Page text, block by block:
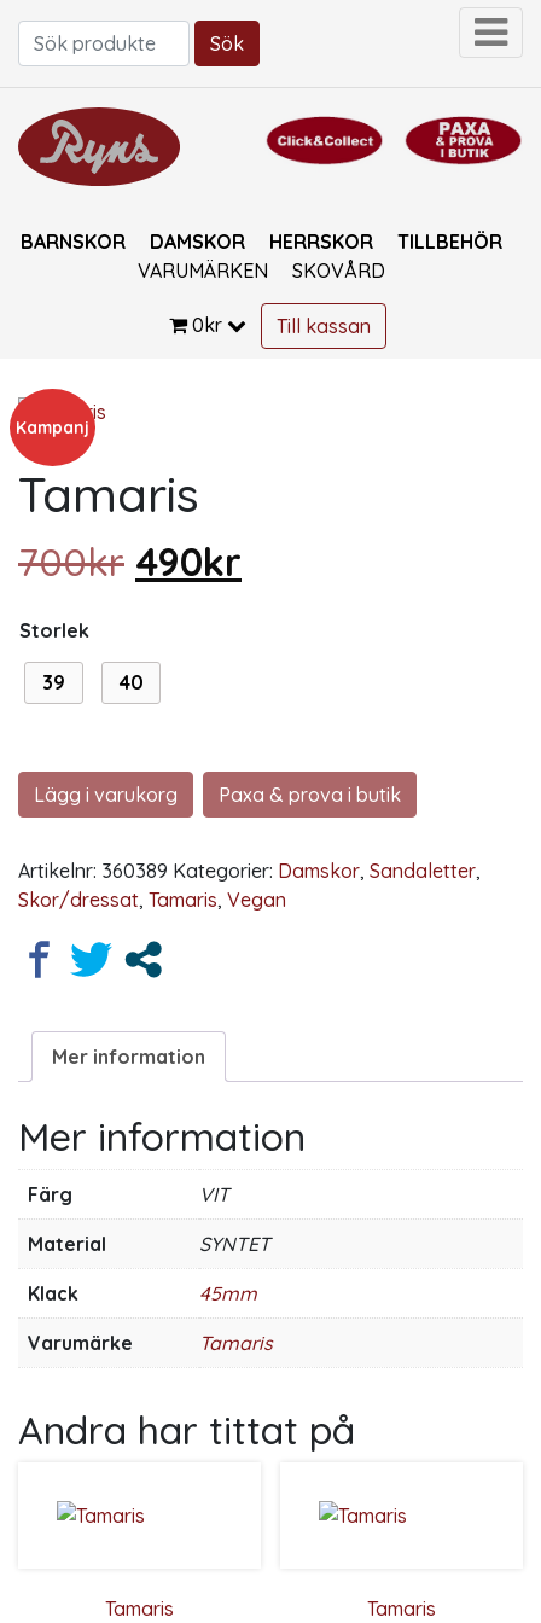
Sök efter:
Sök
BARNSKOR DAMSKOR HERRSKOR
TILLBEHÖR
VARUMÄRKEN
SKOVÅRD
0kr Till kassan
Kampanj
Tamaris
700kr Det ursprungliga
490kr
Storlek
39 40
Lägg i varukorg Paxa & prova i butik
Artikelnr: 360389 Kategorier: Damskor, Sandaletter,
Skor/dressat, Tamaris, Vegan
Mer information
Mer information
Färg VIT
Material SYNTET
Klack 45mm
Varumärke Tamaris
Andra har tittat på
Tamaris
Tamaris